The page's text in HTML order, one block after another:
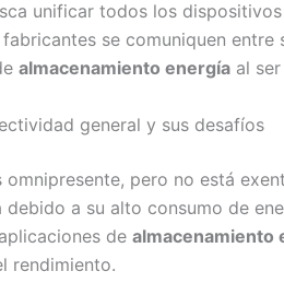
unificar todos los
se comuniquen entre
almacenamiento energía al
general y sus desafíos
omnipresente, pero no está
debido a su alto consumo de
de almacenamiento
rendimiento.